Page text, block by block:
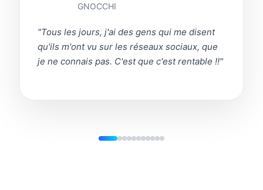
GNOCCHI
"Tous les jours, j'ai des gens qui me disent
qu'ils m'ont vu sur les réseaux sociaux, que
je ne connais pas. C'est que c'est rentable !!"